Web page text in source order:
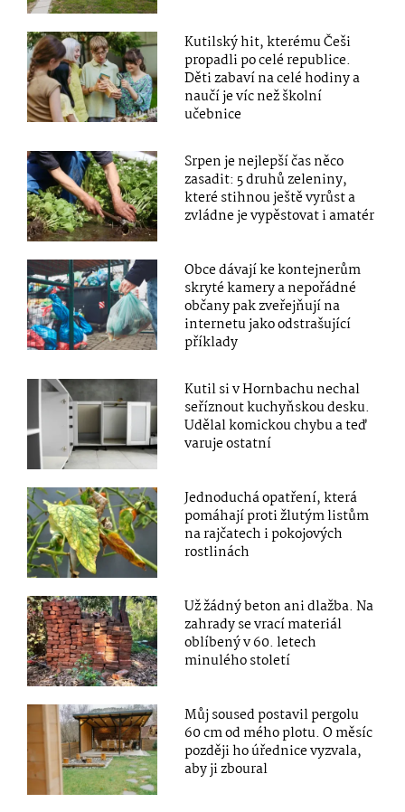
Kutilský hit, kterému Češi
propadli po celé republice.
Děti zabaví na celé hodiny a
naučí je víc než školní
učebnice
Srpen je nejlepší čas něco
zasadit: 5 druhů zeleniny,
které stihnou ještě vyrůst a
zvládne je vypěstovat i amatér
Obce dávají ke kontejnerům
skryté kamery a nepořádné
občany pak zveřejňují na
internetu jako odstrašující
příklady
Kutil si v Hornbachu nechal
seříznout kuchyňskou desku.
Udělal komickou chybu a teď
varuje ostatní
Jednoduchá opatření, která
pomáhají proti žlutým listům
na rajčatech i pokojových
rostlinách
Už žádný beton ani dlažba. Na
zahrady se vrací materiál
oblíbený v 60. letech
minulého století
Můj soused postavil pergolu
60 cm od mého plotu. O měsíc
později ho úřednice vyzvala,
aby ji zboural